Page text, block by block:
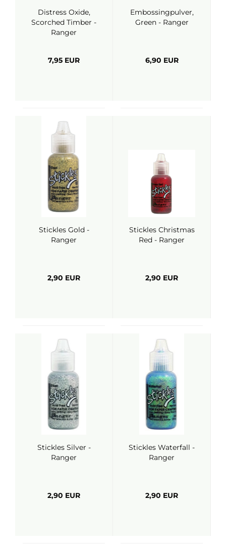
Distress Oxide,
Scorched Timber -
Ranger
7,95 EUR
Embossingpulver,
Green - Ranger
6,90 EUR
Stickles Gold -
Ranger
2,90 EUR
Stickles Christmas
Red - Ranger
2,90 EUR
Stickles Silver -
Ranger
2,90 EUR
Stickles Waterfall -
Ranger
2,90 EUR